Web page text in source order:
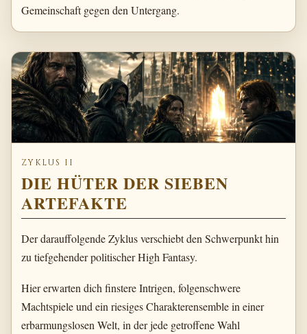
Gemeinschaft gegen den Untergang.
ZYKLUS II
DIE HÜTER DER SIEBEN
ARTEFAKTE
Der darauffolgende Zyklus verschiebt den Schwerpunkt hin
zu tiefgehender politischer High Fantasy.
Hier erwarten dich finstere Intrigen, folgenschwere
Machtspiele und ein riesiges Charakterensemble in einer
erbarmungslosen Welt, in der jede getroffene Wahl